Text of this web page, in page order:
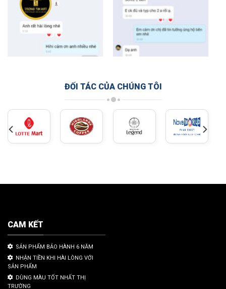
ĐỐI TÁC CỦA CHÚNG TÔI
CAM KẾT
SẢN PHẨM BẢO HÀNH 6 NĂM
NHẬN TIỀN KHI HÀI LÒNG VỚI
SẢN PHẨM
DÙNG MÀU TỐT NHẤT THỊ
TRƯỜNG